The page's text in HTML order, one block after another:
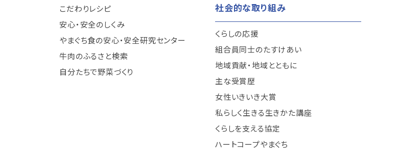
こだわりレシピ
安心・安全のしくみ
やまぐち食の安心・安全研究センター
牛肉のふるさと検索
自分たちで野菜づくり
社会的な取り組み
くらしの応援
組合員同士のたすけあい
地域貢献・地域とともに
主な受賞歴
女性いきいき大賞
私らしく生きる生きかた講座
くらしを支える協定
ハートコープやまぐち